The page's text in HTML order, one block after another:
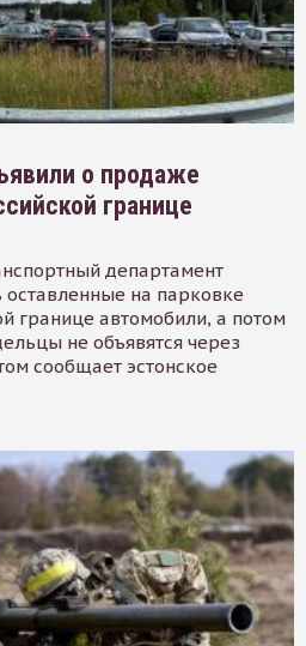
о продаже
границе
департамент
оставленные на парковке
границе автомобили, а потом
не объявятся через
сообщает эстонское